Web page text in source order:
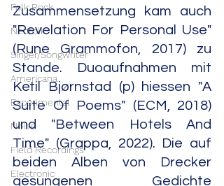
Folk Rock
Neofolk
Singer/Songwriter
Americana
Experimental
Noise
Field Recordings
Electronic
Zusammensetzung kam auch
"Revelation For Personal Use"
(Rune Grammofon, 2017) zu
Stande. Duoaufnahmen mit
Ketil Bjørnstad (p) hiessen "A
Suite Of Poems" (ECM, 2018)
und "Between Hotels And
Time" (Grappa, 2022). Die auf
beiden Alben von Drecker
gesungenen Gedichte